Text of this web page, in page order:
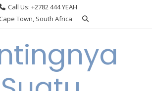
Call Us: +2782 444 YEAH
Cape Town, South Africa